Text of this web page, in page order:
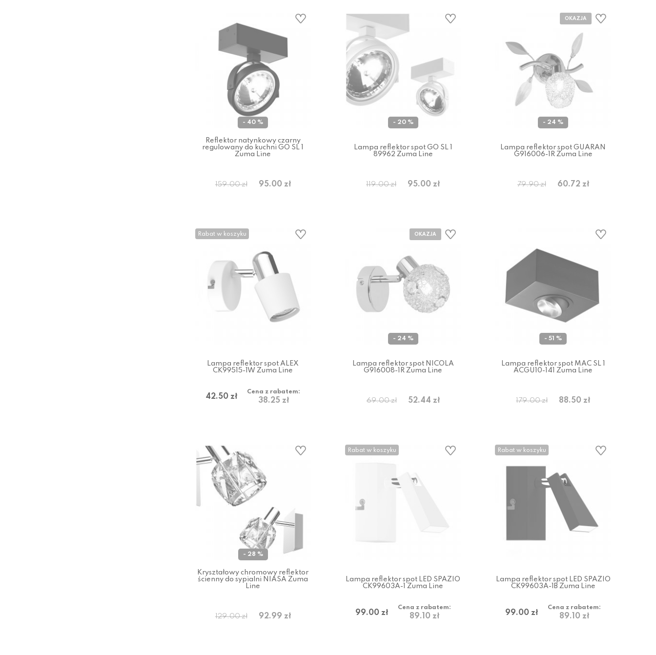
- 40 %
Reflektor natynkowy czarny
regulowany do kuchni GO SL 1
Zuma Line
159.00 zł 95.00 zł
- 20 %
Lampa reflektor spot GO SL 1
89962 Zuma Line
119.00 zł 95.00 zł
- 24 %
Lampa reflektor spot GUARAN
G916006-1R Zuma Line
79.90 zł 60.72 zł
Rabat w koszyku
Lampa reflektor spot ALEX
CK99515-1W Zuma Line
42.50 zł
Cena z rabatem:
38.25 zł
- 24 %
Lampa reflektor spot NICOLA
G916008-1R Zuma Line
69.00 zł 52.44 zł
- 51 %
Lampa reflektor spot MAC SL 1
ACGU10-141 Zuma Line
179.00 zł 88.50 zł
- 28 %
Kryształowy chromowy reflektor
ścienny do sypialni NIASA Zuma
Line
129.00 zł 92.99 zł
Rabat w koszyku
Lampa reflektor spot LED SPAZIO
CK99603A-1 Zuma Line
99.00 zł
Cena z rabatem:
89.10 zł
Rabat w koszyku
Lampa reflektor spot LED SPAZIO
CK99603A-1B Zuma Line
99.00 zł
Cena z rabatem:
89.10 zł